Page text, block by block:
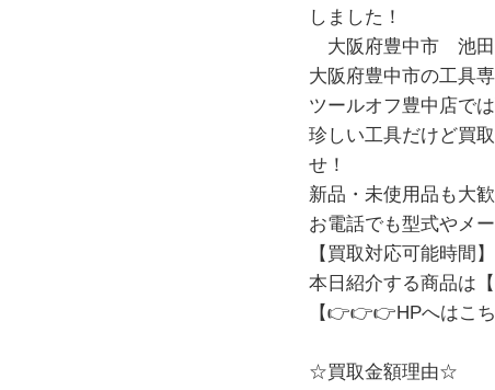
しました！
大阪府豊中市 池
大阪府豊中市の工具
ツールオフ豊中店で
珍しい工具だけど買
せ！
新品・未使用品も大歓
お電話でも型式やメ
【買取対応可能時間
本日紹介する商品は
【👉👉👉 HPへはこ
☆買取金額理由☆